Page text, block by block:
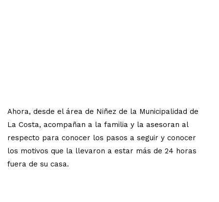
Ahora, desde el área de Niñez de la Municipalidad de
La Costa, acompañan a la familia y la asesoran al
respecto para conocer los pasos a seguir y conocer
los motivos que la llevaron a estar más de 24 horas
fuera de su casa.